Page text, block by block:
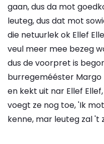
gaan, dus da mot
leuteg, dus dat mot
die netuurlek ok Ellef
veul meer mee bezeg
dus de voorpret is
burregemééster Margo
en kekt uit nar Ellef
voegt ze nog toe, 'Ik
kenne, mar leuteg zal 't